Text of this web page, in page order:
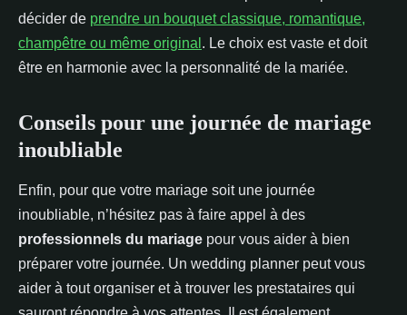
décider de prendre un bouquet classique, romantique,
champêtre ou même original . Le choix est vaste et doit
être en harmonie avec la personnalité de la mariée.
Conseils pour une journée de mariage
inoubliable
Enfin, pour que votre mariage soit une journée
inoubliable, n’hésitez pas à faire appel à des
professionnels du mariage pour vous aider à bien
préparer votre journée. Un wedding planner peut vous
aider à tout organiser et à trouver les prestataires qui